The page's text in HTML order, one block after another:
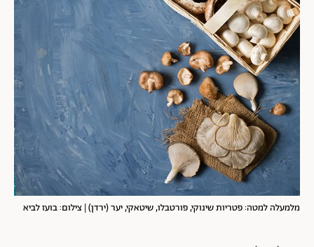
מלמעלה למטה: פטריות שינוקי, פורטבלו, שיטאקי, יער (ירדן) | צילום: בועז לביא